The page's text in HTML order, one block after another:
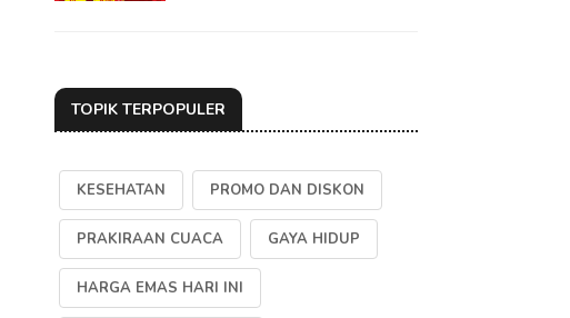
TOPIK TERPOPULER
KESEHATAN PROMO DAN DISKON
PRAKIRAAN CUACA GAYA HIDUP
HARGA EMAS HARI INI